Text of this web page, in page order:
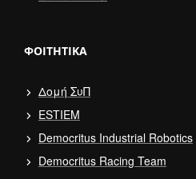
ΦΟΙΤΗΤΙΚΆ
Δομή ΣυΠ
ESTIEM
Democritus Industrial Robotics
Democritus Racing Team